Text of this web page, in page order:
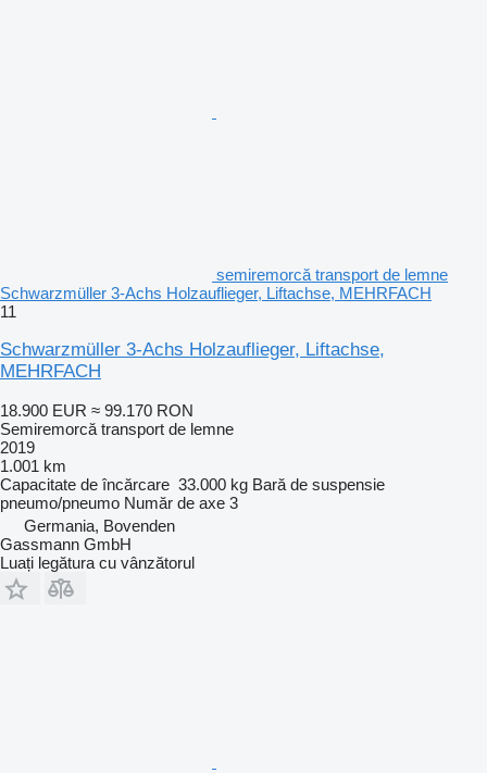
semiremorcă transport de lemne
Schwarzmüller 3-Achs Holzauflieger, Liftachse, MEHRFACH
11
Schwarzmüller 3-Achs Holzauflieger, Liftachse,
MEHRFACH
18.900 EUR ≈ 99.170 RON
Semiremorcă transport de lemne
2019
1.001 km
Capacitate de încărcare 33.000 kg Bară de suspensie
pneumo/pneumo Număr de axe 3
Germania, Bovenden
Gassmann GmbH
Luați legătura cu vânzătorul